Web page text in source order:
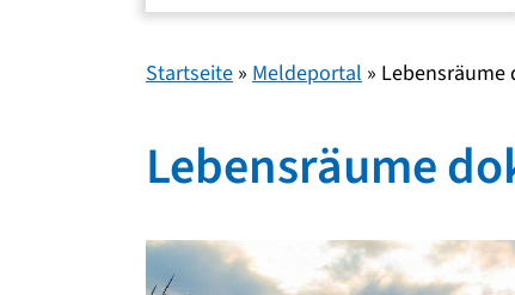
Startseite » Meldeportal »
Lebensräume